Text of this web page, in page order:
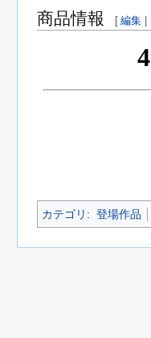
商品情報 [ 編集
カテゴリ : 登場作品